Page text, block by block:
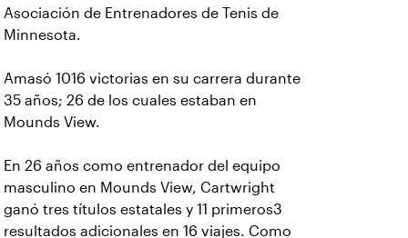
Asociación de Entrenadores de Tenis de
Minnesota.
Amasó 1016 victorias en su carrera durante
35 años; 26 de los cuales estaban en
Mounds View.
En 26 años como entrenador del equipo
masculino en Mounds View, Cartwright
ganó tres títulos estatales y 11 primeros3
resultados adicionales en 16 viajes. Como